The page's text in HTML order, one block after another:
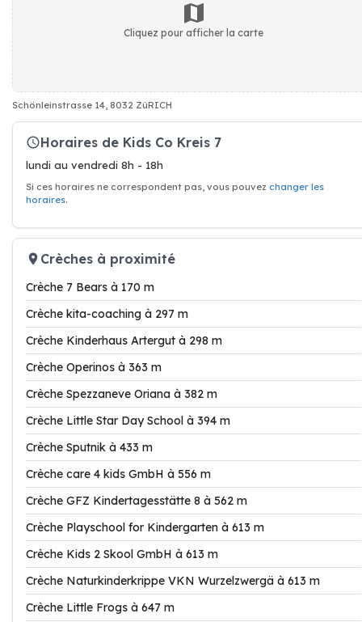
Cliquez pour afficher la carte
Schönleinstrasse 14, 8032 ZüRICH
Horaires de Kids Co Kreis 7
lundi au vendredi 8h - 18h
Si ces horaires ne correspondent pas, vous pouvez changer les
horaires.
Crèches à proximité
Crèche 7 Bears à 170 m
Crèche kita-coaching à 297 m
Crèche Kinderhaus Artergut à 298 m
Crèche Operinos à 363 m
Crèche Spezzaneve Oriana à 382 m
Crèche Little Star Day School à 394 m
Crèche Sputnik à 433 m
Crèche care 4 kids GmbH à 556 m
Crèche GFZ Kindertagesstätte 8 à 562 m
Crèche Playschool for Kindergarten à 613 m
Crèche Kids 2 Skool GmbH à 613 m
Crèche Naturkinderkrippe VKN Wurzelzwergä à 613 m
Crèche Little Frogs à 647 m